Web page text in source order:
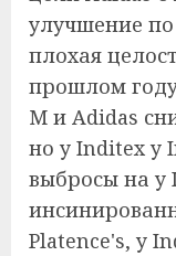
улучшение
плохая
прошлом
M и Adidas
но у Inditex у
выбросы на у
Platence's, у